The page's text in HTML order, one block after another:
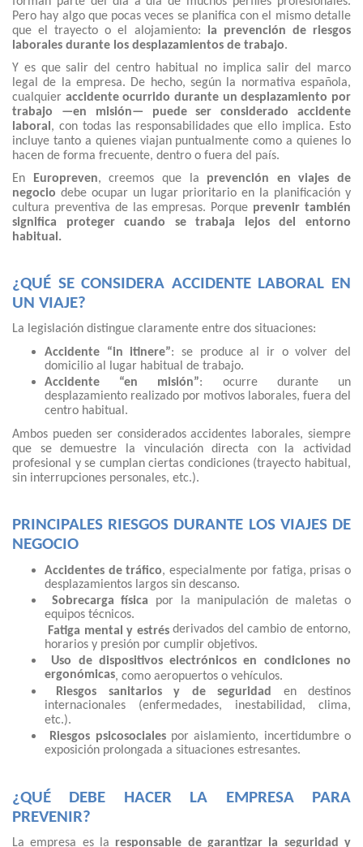
Pero hay algo que pocas veces se planifica con el mismo detalle
que el trayecto o el alojamiento: la prevención de riesgos
laborales durante los desplazamientos de trabajo.
Y es que salir del centro habitual no implica salir del marco
legal de la empresa. De hecho, según la normativa española,
cualquier accidente ocurrido durante un desplazamiento por
trabajo —en misión— puede ser considerado accidente
laboral, con todas las responsabilidades que ello implica. Esto
incluye tanto a quienes viajan puntualmente como a quienes lo
hacen de forma frecuente, dentro o fuera del país.
En Europreven, creemos que la prevención en viajes de
negocio debe ocupar un lugar prioritario en la planificación y
cultura preventiva de las empresas. Porque prevenir también
significa proteger cuando se trabaja lejos del entorno
habitual.
¿QUÉ SE CONSIDERA ACCIDENTE LABORAL EN
UN VIAJE?
La legislación distingue claramente entre dos situaciones:
Accidente “in itinere”: se produce al ir o volver del
domicilio al lugar habitual de trabajo.
Accidente “en misión”: ocurre durante un
desplazamiento realizado por motivos laborales, fuera del
centro habitual.
Ambos pueden ser considerados accidentes laborales, siempre
que se demuestre la vinculación directa con la actividad
profesional y se cumplan ciertas condiciones (trayecto habitual,
sin interrupciones personales, etc.).
PRINCIPALES RIESGOS DURANTE LOS VIAJES DE
NEGOCIO
Accidentes de tráfico, especialmente por fatiga, prisas o
desplazamientos largos sin descanso.
Sobrecarga física por la manipulación de maletas o
equipos técnicos.
Fatiga mental y estrésderivados del cambio de entorno,
horarios y presión por cumplir objetivos.
Uso de dispositivos electrónicos en condiciones no
ergonómicas, como aeropuertos o vehículos.
Riesgos sanitarios y de seguridad en destinos
internacionales (enfermedades, inestabilidad, clima,
etc.).
Riesgos psicosocialespor aislamiento, incertidumbre o
exposición prolongada a situaciones estresantes.
¿QUÉ DEBE HACER LA EMPRESA PARA
PREVENIR?
La empresa es la responsable de garantizar la seguridad y